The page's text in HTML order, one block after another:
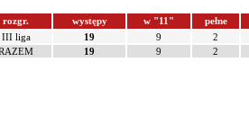
rozgr. występy w "11"
pełne
III liga 19 9
2
19 9 2